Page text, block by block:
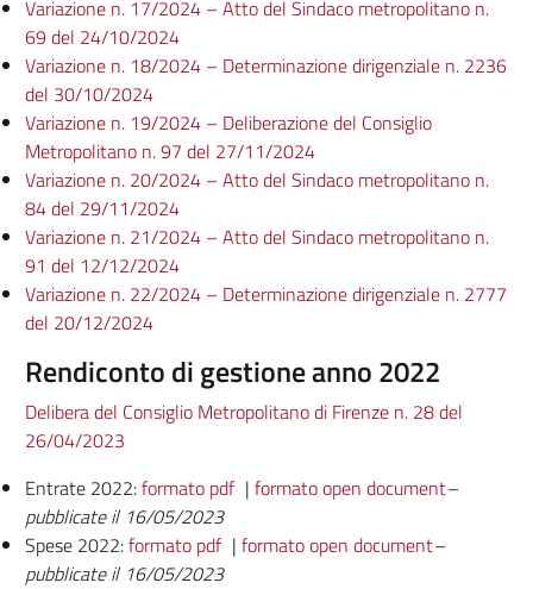
Variazione n. 17/2024 – Atto del Sindaco metropolitano n.
69 del 24/10/2024
Variazione n. 18/2024 – Determinazione dirigenziale n. 2236
del 30/10/2024
Variazione n. 19/2024 – Deliberazione del Consiglio
Metropolitano n. 97 del 27/11/2024
Variazione n. 20/2024 – Atto del Sindaco metropolitano n.
84 del 29/11/2024
Variazione n. 21/2024 – Atto del Sindaco metropolitano n.
91 del 12/12/2024
Variazione n. 22/2024 – Determinazione dirigenziale n. 2777
del 20/12/2024
Rendiconto di gestione anno 2022
Delibera del Consiglio Metropolitano di Firenze n. 28 del
26/04/2023
Entrate 2022:formato pdf | formato open document–
pubblicate il 16/05/2023
Spese 2022:formato pdf | formato open document–
pubblicate il 16/05/2023